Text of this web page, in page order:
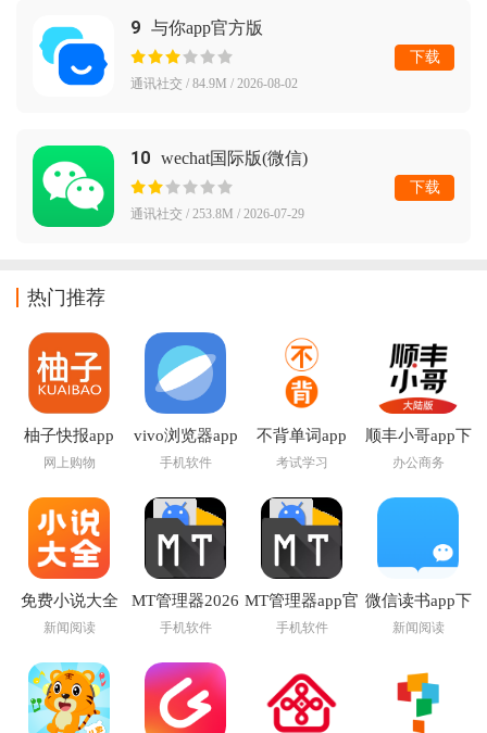
9 与你app官方版
通讯社交 / 84.9M / 2026-08-02
下载
10 wechat国际版(微信)
通讯社交 / 253.8M / 2026-07-29
下载
热门推荐
柚子快报app
网上购物
vivo浏览器app
手机软件
不背单词app
考试学习
顺丰小哥app下
载
办公商务
免费小说大全
app下载
新闻阅读
MT管理器2026
官方最新版本
手机软件
MT管理器app官
方版下载
手机软件
微信读书app下
载安装官方版
新闻阅读